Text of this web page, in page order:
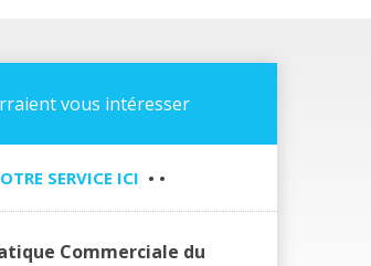
vous intéresser
SERVICE ICI • •
Commerciale du